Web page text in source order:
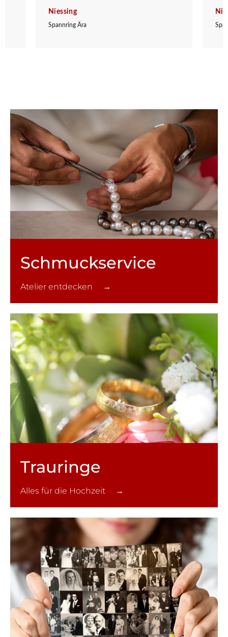
Niessing
Spannring Ära
Schmuck­service
Atelier entdecken →
Trauringe
Alles für die Hochzeit →